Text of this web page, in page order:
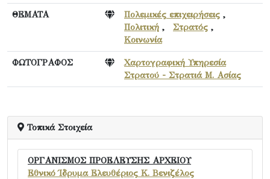
ΘΕΜΑΤΑ Πολεμικές επιχειρήσεις ,
Πολιτική , Στρατός ,
Κοινωνία
ΦΩΤΟΓΡΑΦΟΣ
Χαρτογραφική Υπηρεσία
Στρατού - Στρατιά Μ. Ασίας
Τοπικά Στοιχεία
ΟΡΓΑΝΙΣΜΟΣ ΠΡΟΕΛΕΥΣΗΣ ΑΡΧΕΙΟΥ
Εθνικό Ίδρυμα Ελευθέριος Κ. Βενιζέλος